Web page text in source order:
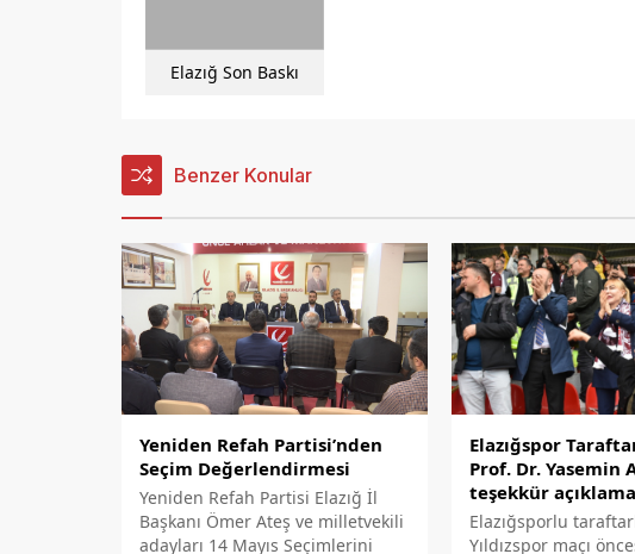
Elazığ Son Baskı
Benzer Konular
Yeniden Refah Partisi’nden
Seçim Değerlendirmesi
Yeniden Refah Partisi Elazığ İl
Başkanı Ömer Ateş ve milletvekili
adayları 14 Mayıs Seçimlerini
Elazığspor
Prof. Dr. Yasemin
teşekkür
Elazığsporlu
Yıldızspor maçı